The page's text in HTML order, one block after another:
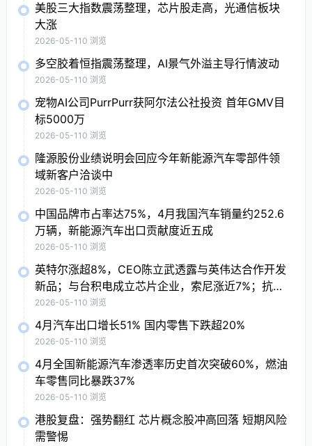
美股三大指数震荡整理，芯片股走高，光通信板块
大涨
2026-05-110 浏览
多空胶着恒指震荡整理，AI景气外溢主导行情波动
2026-05-110 浏览
宠物AI公司PurrPurr获阿尔法公社投资 首年GMV目
标5000万
2026-05-110 浏览
隆源股份业绩说明会回应今年新能源汽车零部件领
域新客户洽谈中
2026-05-110 浏览
中国品牌市占率达75%，4月我国汽车销量约252.6
万辆，新能源汽车出口贡献度近五成
2026-05-110 浏览
英特尔涨超8%，CEO陈立武透露与英伟达合作开发
新品；与台积电成立芯片企业，索尼涨近7%；抗病
毒概念股普涨，Moderna涨7.9%
2026-05-110 浏览
4月汽车出口增长51% 国内零售下跌超20%
2026-05-110 浏览
4月全国新能源汽车渗透率历史首次突破60%，燃油
车零售同比暴跌37%
2026-05-110 浏览
港股复盘：强势翻红 芯片概念股冲高回落 短期风险
需警惕